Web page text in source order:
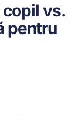
vs.
pentru